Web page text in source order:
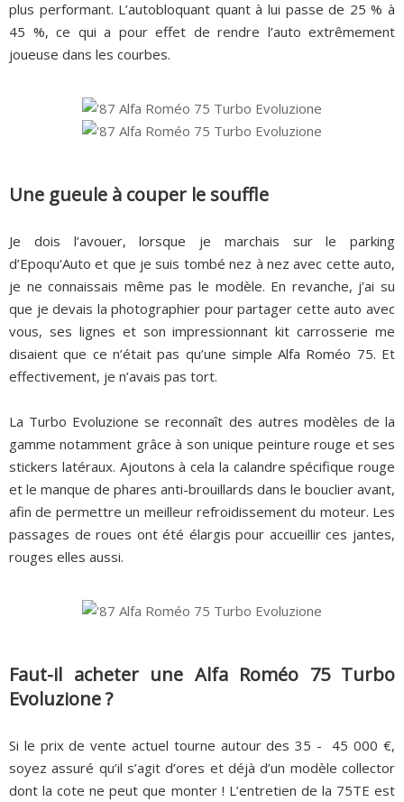
plus performant. L’autobloquant quant à lui passe de 25 % à
45 %, ce qui a pour effet de rendre l’auto extrêmement
joueuse dans les courbes.
Une gueule à couper le souffle
Je dois l’avouer, lorsque je marchais sur le parking
d’Epoqu'Auto et que je suis tombé nez à nez avec cette auto,
je ne connaissais même pas le modèle. En revanche, j’ai su
que je devais la photographier pour partager cette auto avec
vous, ses lignes et son impressionnant kit carrosserie me
disaient que ce n’était pas qu’une simple Alfa Roméo 75. Et
effectivement, je n’avais pas tort.
La Turbo Evoluzione se reconnaît des autres modèles de la
gamme notamment grâce à son unique peinture rouge et ses
stickers latéraux. Ajoutons à cela la calandre spécifique rouge
et le manque de phares anti-brouillards dans le bouclier avant,
afin de permettre un meilleur refroidissement du moteur. Les
passages de roues ont été élargis pour accueillir ces jantes,
rouges elles aussi.
Faut-il acheter une Alfa Roméo 75 Turbo
Evoluzione ?
Si le prix de vente actuel tourne autour des 35 - 45 000 €,
soyez assuré qu’il s’agit d’ores et déjà d’un modèle collector
dont la cote ne peut que monter ! L’entretien de la 75TE est